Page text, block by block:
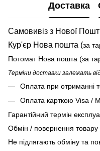
Доставка
Самовивіз з Нової
Кур'єр Нова пошта (за
Потомат Нова пошта (за
Терміни доставки залежать
Оплата при отриманні
Оплата карткою Visa /
Гарантійний термін
Обмін / повернення товару
Не підлягають обміну та